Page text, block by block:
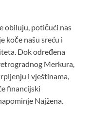
obiluju, potičući nas
koče našu sreću i
Dok određena
Merkura,
i vještinama,
financijski
Najžena.